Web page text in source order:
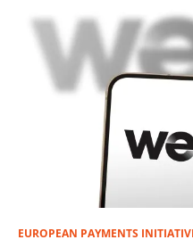
EUROPEAN PAYMENTS